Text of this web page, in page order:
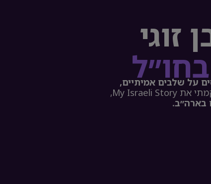
על שלבים אמיתיים,
מעל 150 שיטות עבודה שמתחברים לעסק אחד. כשהחזרתי את זה לארץ, הקמתי את My Israeli Story,
בארה״ב.